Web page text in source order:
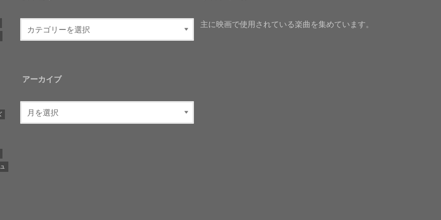
アーカイブ
主に映画で使用されている楽曲を集めています。